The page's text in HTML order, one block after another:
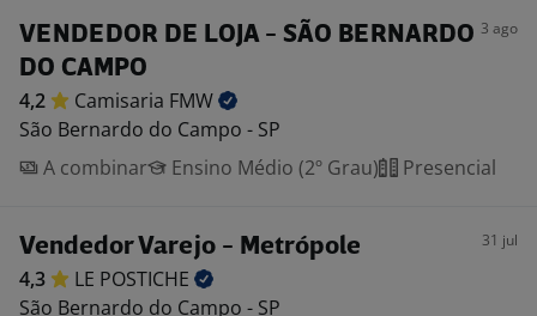
VENDEDOR DE LOJA - SÃO BERNARDO
DO CAMPO
3 ago
4,2 Camisaria FMW
São Bernardo do Campo - SP
A combinar
Ensino Médio (2º Grau) Presencial
Vendedor Varejo - Metrópole 31 jul
4,3 LE POSTICHE
São Bernardo do Campo - SP